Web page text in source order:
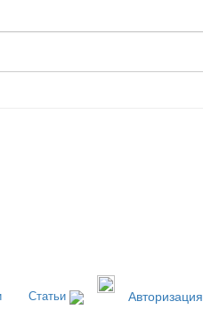
Статьи Авторизация